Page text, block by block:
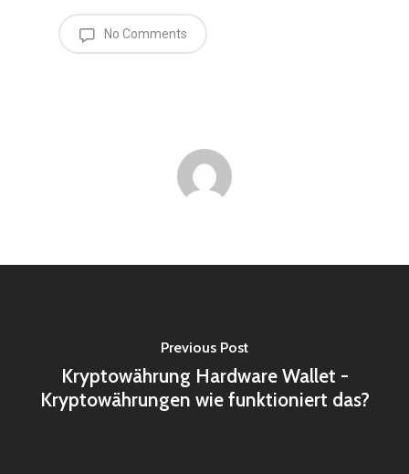
No Comments
Previous Post
Kryptowährung Hardware Wallet -
Kryptowährungen wie funktioniert das?